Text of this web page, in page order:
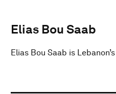
Elias Bou Saab
Elias Bou Saab is